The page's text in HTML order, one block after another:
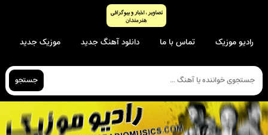
رادیو موزیک تماس با ما دانلود آهنگ جدید موزیک جدید
جستجو